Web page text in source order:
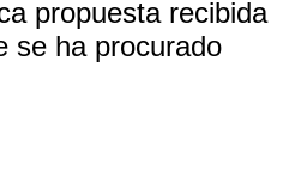
propuesta recibida
se ha procurado